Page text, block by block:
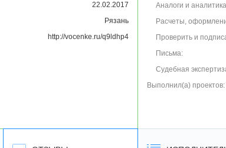
22.02.2017
Рязань
http://vocenke.ru/q9ldhp4
Аналоги и
Расчеты,
Проверить и
Письма:
Судебная
Выполнил(а) проектов: